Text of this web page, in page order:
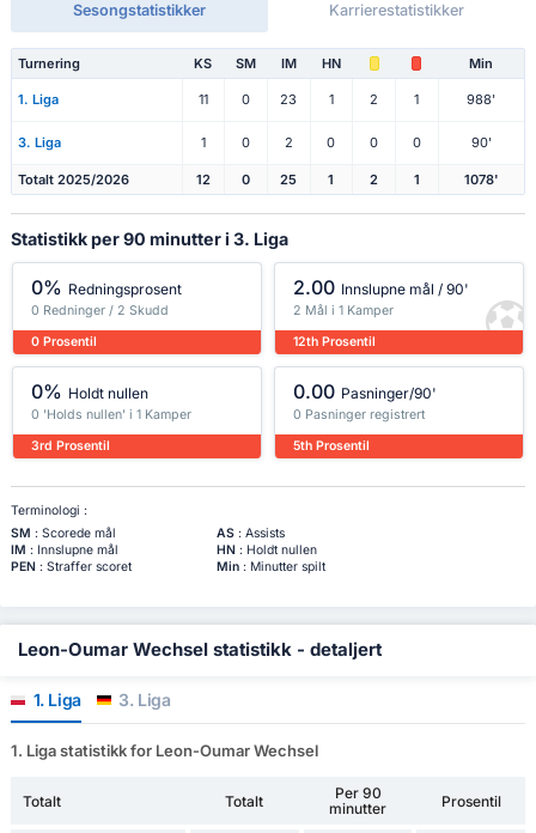
Sesongstatistikker Karrierestatistikker
Turnering KS SM IM HN Min
1. Liga 11 0 23 1 2 1 988'
3. Liga 1 0 2 0 0 0 90'
Totalt 2025/2026 12 0 25 1 2 1 1078'
Statistikk per 90 minutter i 3. Liga
0% Redningsprosent
0 Redninger / 2 Skudd
0 Prosentil
2.00 Innslupne mål / 90'
2 Mål i 1 Kamper
12th Prosentil
0% Holdt nullen
0 'Holds nullen' i 1 Kamper
3rd Prosentil
0.00 Pasninger/90'
0 Pasninger registrert
5th Prosentil
Terminologi :
SM : Scorede mål AS: Assists
IM : Innslupne mål HN: Holdt nullen
PEN: Straffer scoret Min: Minutter spilt
Leon-Oumar Wechsel statistikk - detaljert
1. Liga 3. Liga
1. Liga statistikk for Leon-Oumar Wechsel
Totalt Totalt
Per 90
minutter
Prosentil